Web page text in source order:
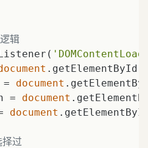
辑
.getElementById(
= document
= document
document
过